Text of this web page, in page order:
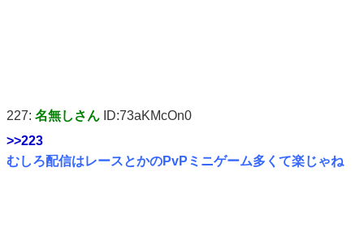
227: 名無しさん ID:73aKMcOn0
>>223
むしろ配信はレースとかのPvPミニゲーム多くて楽じゃね